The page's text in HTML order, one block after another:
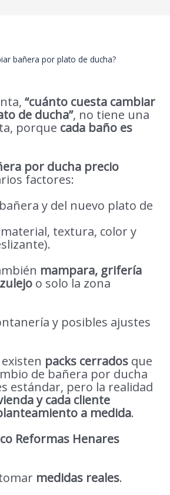
bañera por plato de ducha?
“cuánto cuesta cambiar
de ducha”, no tiene una
porque cada baño es
por ducha precio
factores:
y del nuevo plato de
textura, color y
mampara, grifería
o solo la zona
y posibles ajustes
packs cerrados que
de bañera por ducha
estándar, pero la realidad
y cada cliente
a medida.
Reformas Henares
medidas reales.